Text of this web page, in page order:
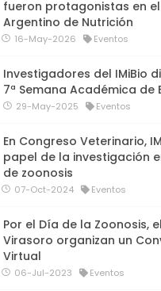
fueron protagonistas en
Argentino de Nutrición
16-May-2026 Eventos
Investigadores del IMiBio
7ª Semana Académica de
29-May-2025 Eventos
En Congreso Veterinario,
papel de la investigación
de zoonosis
07-Oct-2024 Eventos
Por el Día de la Zoonosis,
Virasoro organizan un
Virtual
06-Jul-2023 Eventos